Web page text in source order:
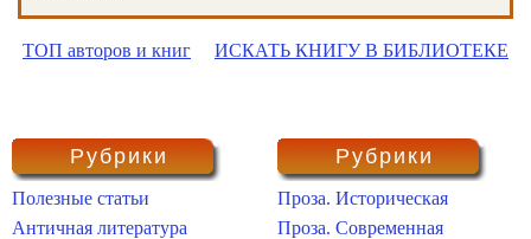
ТОП авторов и книг ИСКАТЬ КНИГУ В БИБЛИОТЕКЕ
Рубрики
Полезные статьи
Античная литература
Рубрики
Проза. Историческая
Проза. Современная